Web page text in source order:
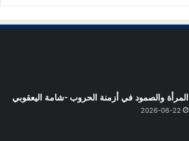
المرأة والصمود في أزمنة الحروب -شامة اليعقوبي
2026-06-22